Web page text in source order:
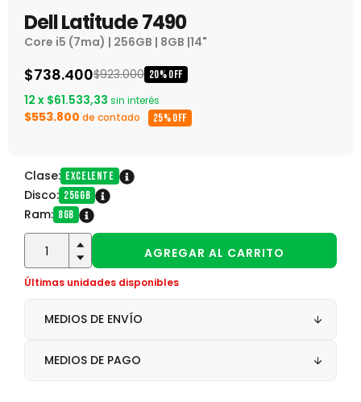
Dell Latitude 7490
Core i5 (7ma) | 256GB | 8GB |14"
$738.400$923.000 20%OFF
12 x $61.533,33 sin interés
$553.800 de contado 25% OFF
Clase: Excelente
Disco: 256GB
Ram: 8GB
Últimas unidades disponibles
MEDIOS DE ENVÍO
MEDIOS DE PAGO